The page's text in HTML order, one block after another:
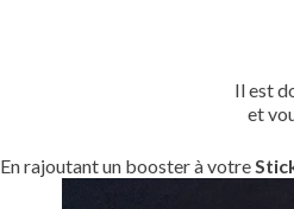
Il est
et
En rajoutant un booster à votre